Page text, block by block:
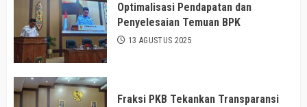
Optimalisasi Pendapatan dan
Penyelesaian Temuan BPK
13 AGUSTUS 2025
Fraksi PKB Tekankan Transparansi